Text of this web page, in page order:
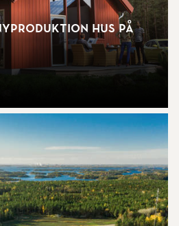
Nyproduktion hus på